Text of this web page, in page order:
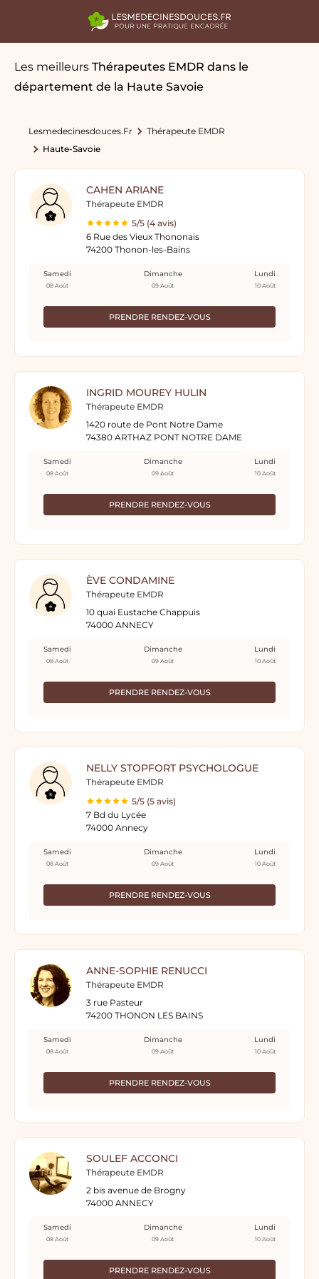
Les meilleurs Thérapeutes EMDR dans le
département de la Haute Savoie
Lesmedecinesdouces.fr
Thérapeute EMDR
Haute-Savoie
CAHEN ARIANE
Thérapeute EMDR
5/5 (4 avis)
6 Rue des Vieux Thononais
74200 Thonon-les-Bains
PRENDRE RENDEZ-VOUS
Samedi
08 Août
Dimanche
09 Août
Lundi
10 Août
INGRID MOUREY HULIN
Thérapeute EMDR
1420 route de Pont Notre Dame
74380 ARTHAZ PONT NOTRE DAME
PRENDRE RENDEZ-VOUS
Samedi
08 Août
Dimanche
09 Août
Lundi
10 Août
ÈVE CONDAMINE
Thérapeute EMDR
10 quai Eustache Chappuis
74000 ANNECY
PRENDRE RENDEZ-VOUS
Samedi
08 Août
Dimanche
09 Août
Lundi
10 Août
NELLY STOPFORT PSYCHOLOGUE
Thérapeute EMDR
5/5 (5 avis)
7 Bd du Lycée
74000 Annecy
PRENDRE RENDEZ-VOUS
Samedi
08 Août
Dimanche
09 Août
Lundi
10 Août
ANNE-SOPHIE RENUCCI
Thérapeute EMDR
3 rue Pasteur
74200 THONON LES BAINS
PRENDRE RENDEZ-VOUS
Samedi
08 Août
Dimanche
09 Août
Lundi
10 Août
SOULEF ACCONCI
Thérapeute EMDR
2 bis avenue de Brogny
74000 ANNECY
PRENDRE RENDEZ-VOUS
Samedi
08 Août
Dimanche
09 Août
Lundi
10 Août